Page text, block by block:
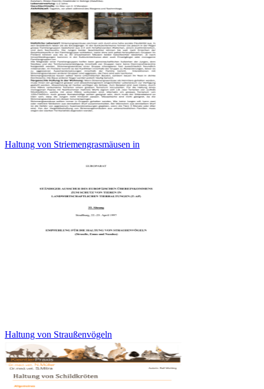
Haltung von Striemengrasmäusen in
Haltung von Straußenvögeln